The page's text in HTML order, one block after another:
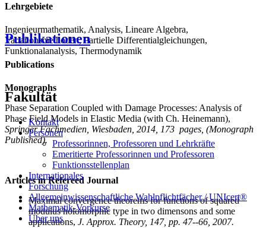
Lehrgebiete
Ingenieurmathematik, Analysis, Lineare Algebra,
Variationsmethoden, Partielle Differentialgleichungen,
Funktionalanalysis, Thermodynamik
Publikationen
Publications
Monographs
Phase Separation Coupled with Damage Processes: Analysis of
Phase Field Models in Elastic Media (with Ch. Heinemann),
Springer Fachmedien, Wiesbaden, 2014, 173 pages, (Monograph
Published).
Articles in Refereed Journal
Maximal convergence theorems for functions of squared
modulus holomorphic type in two dimensons and some
applications, J. Approx. Theory, 147, pp. 47--66, 2007.
Fakultät
Kontakt
Personen
Professorinnen, Professoren und Lehrkräfte
Emeritierte Professorinnen und Professoren
Funktionsstellenplan
Internationales
Forschung
Allgemeinwissenschaftliche Wahlpflichtfächer / UNIcert®
Mathematik-Vorkurse
Über uns